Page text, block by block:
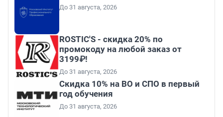
До 31 августа, 2026
ROSTIC'S - скидка 20% по
промокоду на любой заказ от
3199₽!
До 31 августа, 2026
Скидка 10% на ВО и СПО в первый
год обучения
До 31 августа, 2026